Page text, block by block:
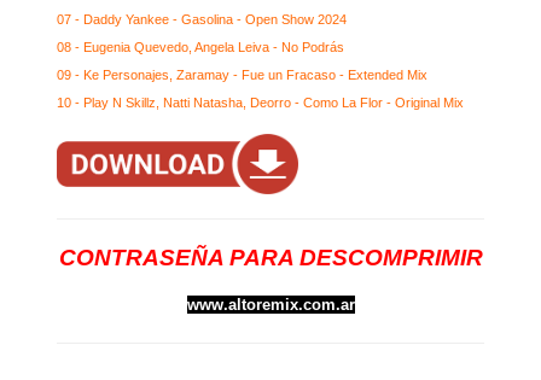
07 - Daddy Yankee - Gasolina - Open Show 2024
08 - Eugenia Quevedo, Angela Leiva - No Podrás
09 - Ke Personajes, Zaramay - Fue un Fracaso - Extended Mix
10 - Play N Skillz, Natti Natasha, Deorro - Como La Flor - Original Mix
CONTRASEÑA PARA DESCOMPRIMIR
www.altoremix.com.ar